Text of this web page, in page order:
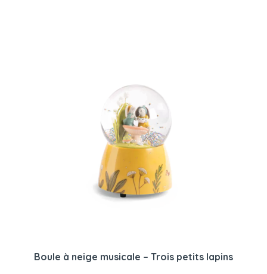
Boule à neige musicale – Trois petits lapins